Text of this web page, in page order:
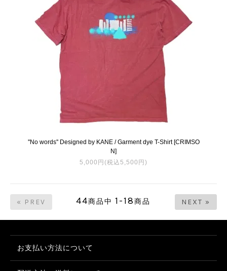
''No words'' Designed by KANE / Garment dye T-Shirt [CRIMSO
N]
5,000円(税込5,500円)
« PREV 44商品中 1-18商品 NEXT »
お支払い方法について